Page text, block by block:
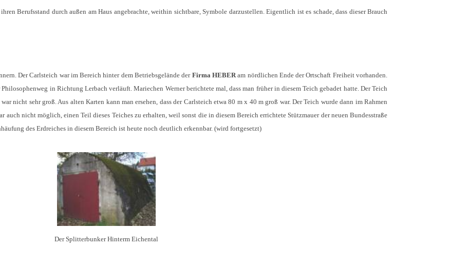
Berufsstand durch außen am Haus angebrachte, weithin sichtbare, Symbole darzustellen. Eigentlich ist es schade, dass dieser Brauch
Der Carlsteich war im Bereich hinter dem Betriebsgelände der Firma HEBERam nördlichen Ende der Ortschaft Freiheit vorhanden.
in Richtung Lerbach verläuft. Mariechen Werner berichtete mal, dass man früher in diesem Teich gebadet hatte. Der Teich
nicht sehr groß. Aus alten Karten kann man ersehen, dass der Carlsteich etwa 80 m x 40 m groß war. Der Teich wurde dann im Rahmen
auch nicht möglich, einen Teil dieses Teiches zu erhalten, weil sonst die in diesem Bereich errichtete Stützmauer der neuen Bundesstraße
des Erdreiches in diesem Bereich ist heute noch deutlich erkennbar. (wird fortgesetzt)
Der Splitterbunker Hinterm Eichental